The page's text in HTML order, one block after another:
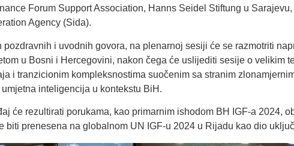
Forum Support Association, Hanns Seidel Stiftung u Sarajevu,
Agency (Sida).
pozdravnih i uvodnih govora, na plenarnoj sesiji će se razmotriti
u Bosni i Hercegovini, nakon čega će uslijediti sesije o velikim
i tranzicionim kompleksnostima suočenim sa stranim
umjetna inteligencija u kontekstu BiH.
će rezultirati porukama, kao primarnim ishodom BH IGF-a 2024,
biti prenesena na globalnom UN IGF-u 2024 u Rijadu kao dio